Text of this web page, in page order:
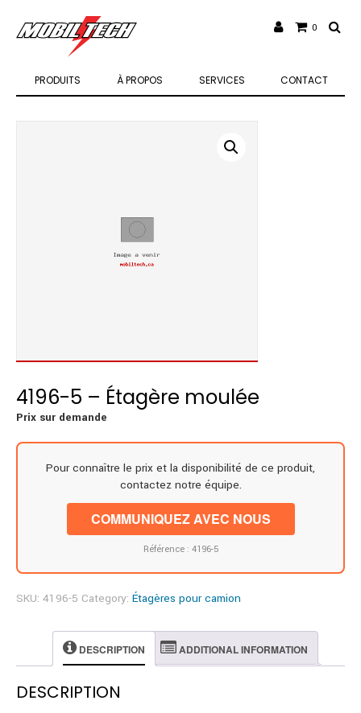
PRODUITS À PROPOS SERVICES CONTACT
0
4196-5 – Étagère moulée
Prix sur demande
Pour connaître le prix et la disponibilité de ce produit,
contactez notre équipe.
COMMUNIQUEZ AVEC NOUS
Référence : 4196-5
SKU: 4196-5 Category: Étagères pour camion
DESCRIPTION ADDITIONAL INFORMATION
DESCRIPTION